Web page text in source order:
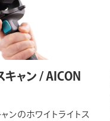
キャン / AICON
ンのホワイトライトス